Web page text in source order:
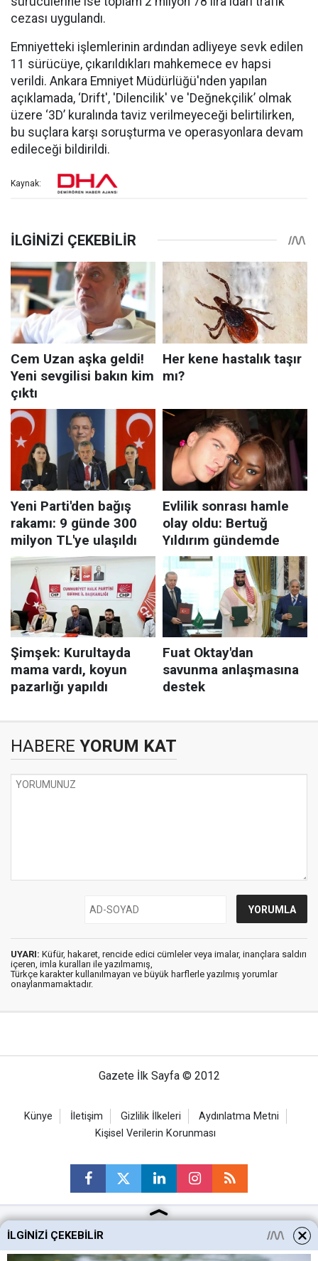
cezası uygulandı.
Emniyetteki işlemlerinin ardından adliyeye sevk edilen
11 sürücüye, çıkarıldıkları mahkemece ev hapsi
verildi. Ankara Emniyet Müdürlüğü'nden yapılan
açıklamada, ‘Drift', 'Dilencilik' ve 'Değnekçilik’ olmak
üzere ‘3D’ kuralında taviz verilmeyeceği belirtilirken,
bu suçlara karşı soruşturma ve operasyonlara devam
edileceği bildirildi.
Kaynak:
HABERE YORUM KAT
UYARI: Küfür, hakaret, rencide edici cümleler veya imalar, inançlara saldırı
içeren, imla kuralları ile yazılmamış,
Türkçe karakter kullanılmayan ve büyük harflerle yazılmış yorumlar
onaylanmamaktadır.
Gazete İlk Sayfa © 2012
Künye İletişim Gizlilik İlkeleri
Aydınlatma Metni
Kişisel Verilerin Korunması
Ankara Haberleri
İLGINIZI ÇEKEBILIR